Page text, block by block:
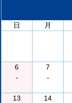
日
月
6
-
7
-
13
14